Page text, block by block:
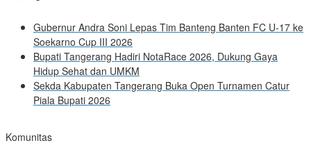
Gubernur Andra Soni Lepas Tim Banteng Banten FC U-17 ke
Soekarno Cup III 2026
Bupati Tangerang Hadiri NotaRace 2026, Dukung Gaya
Hidup Sehat dan UMKM
Sekda Kabupaten Tangerang Buka Open Turnamen Catur
Piala Bupati 2026
Komunitas